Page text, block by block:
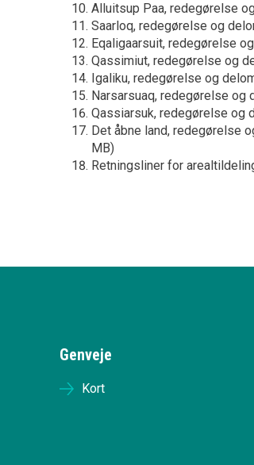
Alluitsup Paa, redegørelse
Saarloq, redegørelse og
Eqaligaarsuit, redegørelse
Qassimiut, redegørelse og
Igaliku, redegørelse og
Narsarsuaq, redegørelse og
Qassiarsuk, redegørelse og
Det åbne land, redegørelse
MB)
Retningsliner for
Genveje
Kort